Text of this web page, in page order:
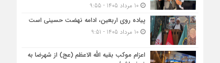
10 مرداد 1405 - 9:55
پیاده روی اربعین، ادامه نهضت حسینی است
10 مرداد 1405 - 9:51
اعزام موکب بقیه الله الاعظم (عج) از شهرضا به